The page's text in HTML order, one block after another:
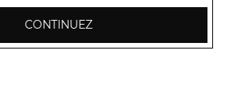
53000 Laval
légales
CONTINUEZ